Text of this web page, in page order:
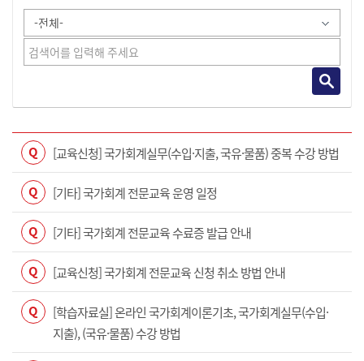
Q [교육신청] 국가회계실무(수입·지출, 국유·물품) 중복 수강 방법
Q [기타] 국가회계 전문교육 운영 일정
Q [기타] 국가회계 전문교육 수료증 발급 안내
Q [교육신청] 국가회계 전문교육 신청 취소 방법 안내
Q
[학습자료실] 온라인 국가회계이론기초, 국가회계실무(수입·
지출), (국유·물품) 수강 방법